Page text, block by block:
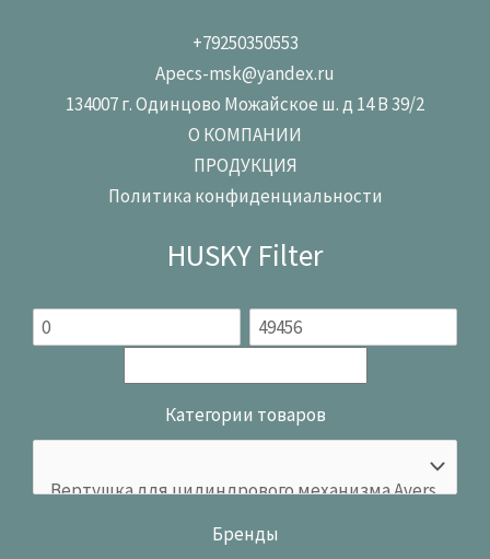
+79250350553
Apecs-msk@yandex.ru
134007 г. Одинцово Можайское ш. д 14 В 39/2
О КОМПАНИИ
ПРОДУКЦИЯ
Политика конфиденциальности
HUSKY Filter
Категории товаров
Бренды